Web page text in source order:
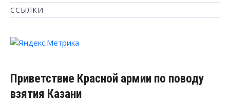
ССЫЛКИ
Приветствие Красной армии по поводу
взятия Казани